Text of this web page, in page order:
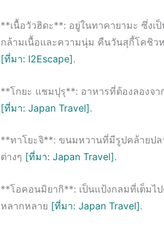
**เนื้อวัวฮิดะ**: อยู่ในทาคายามะ ซึ่ง
กล้ามเนื้อและความนุ่ม คืนวันสุกี้โคชิวห
[ที่มา: I2Escape].
**โกยะ แชมปุรุ**: อาหารที่ต้องลองจ
[ที่มา: Japan Travel].
**ทาโยะจิ**: ขนมหวานที่มีรูปคล้ายปล
ต่างๆ [ที่มา: Japan Travel].
**โอคอนมิยากิ**: เป็นแป้งกลมที่เต็ม
หลากหลาย [ที่มา: Japan Travel].